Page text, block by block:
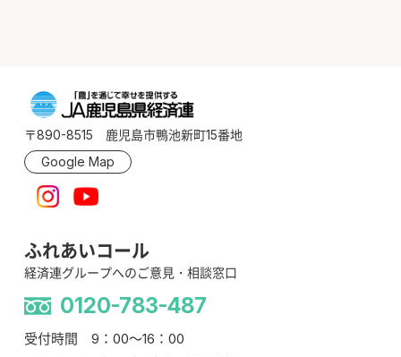
〒890-8515 鹿児島市鴨池新町15番地
Google Map
ふれあいコール
経済連グループへのご意見・相談窓口
0120-783-487
受付時間 9：00～16：00